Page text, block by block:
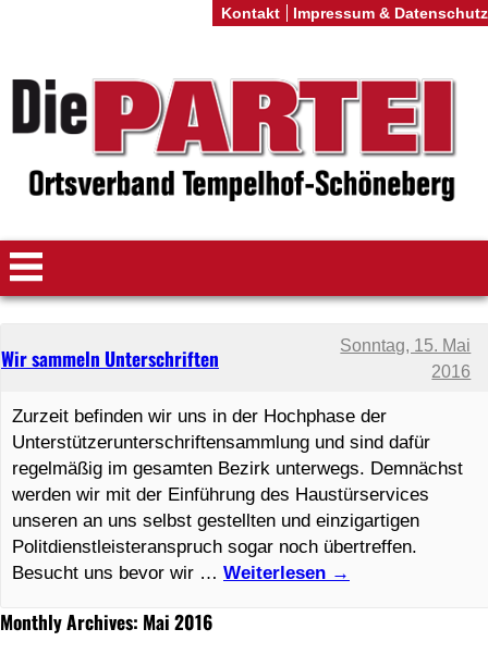
Monthly Archives: Mai 2016
Wir sammeln Unterschriften
Sonntag, 15. Mai
2016
Zurzeit befinden wir uns in der Hochphase der
Unterstützerunterschriftensammlung und sind dafür
regelmäßig im gesamten Bezirk unterwegs. Demnächst
werden wir mit der Einführung des Haustürservices
unseren an uns selbst gestellten und einzigartigen
Politdienstleisteranspruch sogar noch übertreffen.
Besucht uns bevor wir … Weiterlesen →
Kontakt Impressum & Datenschutz